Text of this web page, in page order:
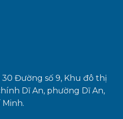
30 Đường số 9, Khu đô thị
Dĩ An, phường Dĩ An,